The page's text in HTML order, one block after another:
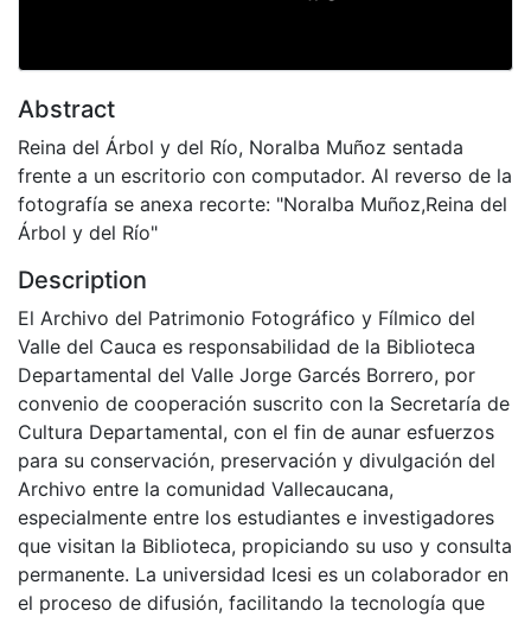
Abstract
Reina del Árbol y del Río, Noralba Muñoz sentada
frente a un escritorio con computador. Al reverso de la
fotografía se anexa recorte: "Noralba Muñoz,Reina del
Árbol y del Río"
Description
El Archivo del Patrimonio Fotográfico y Fílmico del
Valle del Cauca es responsabilidad de la Biblioteca
Departamental del Valle Jorge Garcés Borrero, por
convenio de cooperación suscrito con la Secretaría de
Cultura Departamental, con el fin de aunar esfuerzos
para su conservación, preservación y divulgación del
Archivo entre la comunidad Vallecaucana,
especialmente entre los estudiantes e investigadores
que visitan la Biblioteca, propiciando su uso y consulta
permanente. La universidad Icesi es un colaborador en
el proceso de difusión, facilitando la tecnología que